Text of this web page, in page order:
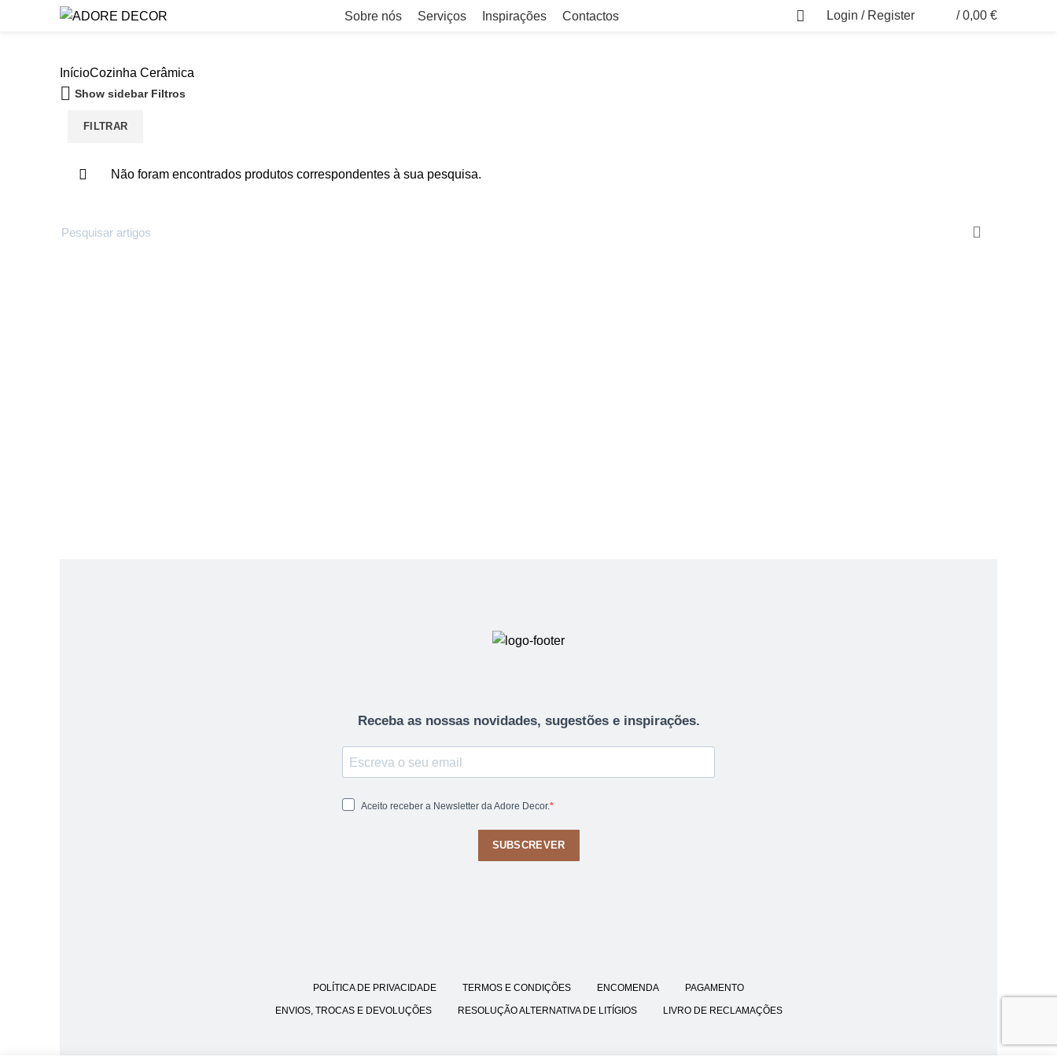
Sobre nós Serviços Inspirações Contactos Login / Register / 0,00 €
InícioCozinha Cerâmica
Show sidebar Filtros
FILTRAR
Não foram encontrados produtos correspondentes à sua pesquisa.
Receba as nossas novidades, sugestões e inspirações.
Aceito receber a Newsletter da Adore Decor.
SUBSCREVER
POLÍTICA DE PRIVACIDADE TERMOS E CONDIÇÕES ENCOMENDA PAGAMENTO
ENVIOS, TROCAS E DEVOLUÇÕES RESOLUÇÃO ALTERNATIVA DE LITÍGIOS LIVRO DE RECLAMAÇÕES